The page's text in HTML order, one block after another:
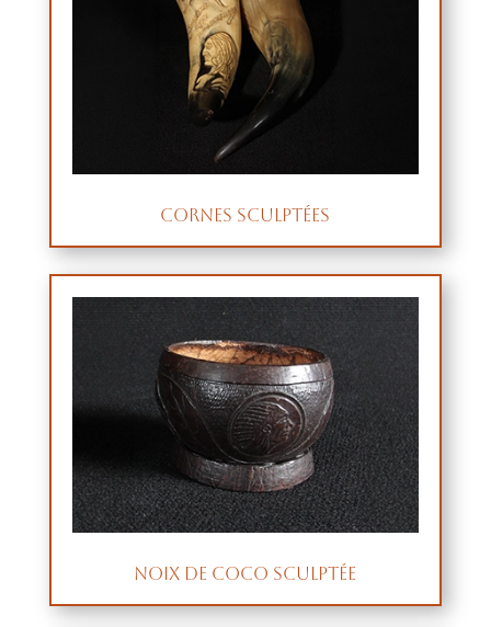
Cornes sculptées
Noix de coco sculptée